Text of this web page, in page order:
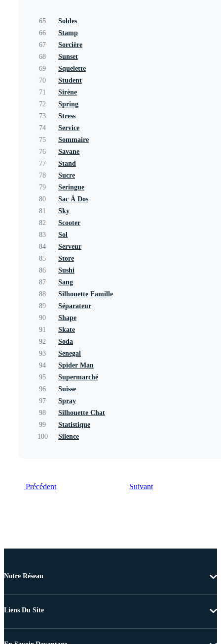
65
Soldes
66
Stamp
67
Sorcière
68
Sunset
69
Squelette
70
Student
71
Sirène
72
Spring
73
Stress
74
Service
75
Sommaire
76
Savane
77
Stand
78
Sucre
79
Seringue
80
Sac À Dos
81
Sky
82
Scooter
83
Sol
84
Serveur
85
Store
86
Sushi
87
Sang
88
Silhouette Famille
89
Séparateur
90
Shape
91
Skate
92
Soda
93
Senegal
94
Spider Man
95
Supermarché
96
Suisse
97
Spray
98
Silhouette Chat
99
Statistique
100
Silence
Précédent Suivant
Notre Réseau
Liens Du Site